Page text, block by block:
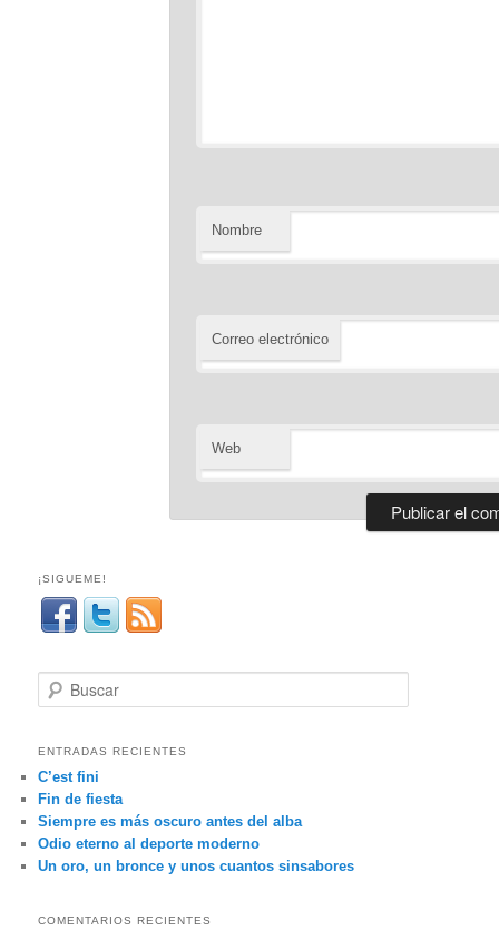
Nombre
Correo electrónico
Web
¡SIGUEME!
u
c
a
r
ENTRADAS RECIENTES
C’est fini
Fin de fiesta
Siempre es más oscuro antes del alba
Odio eterno al deporte moderno
Un oro, un bronce y unos cuantos sinsabores
COMENTARIOS RECIENTES